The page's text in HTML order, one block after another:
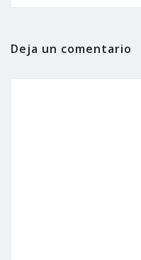
Deja un comentario